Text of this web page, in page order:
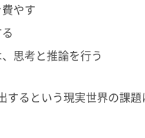
やす
思考と推論を行う
るという現実世界の課題